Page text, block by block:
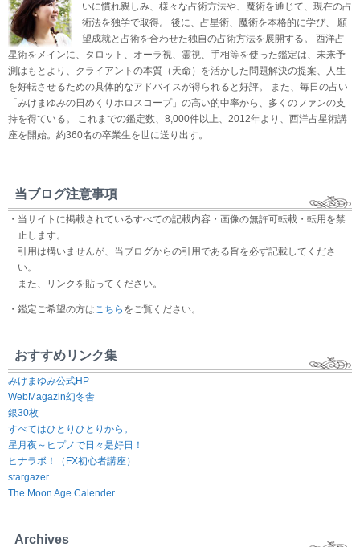
いに慣れ親しみ、様々な占術方法や、魔術を通じて、現在の占
術法を独学で取得。 後に、占星術、魔術を本格的に学び、 願
望成就と占術を合わせた独自の占術方法を展開する。 西洋占
星術をメインに、タロット、オーラ視、霊視、手相等を使った鑑定は、未来予
測はもとより、クライアントの本質（天命）を活かした問題解決の提案、人生
を好転させるための具体的なアドバイスが得られると好評。 また、毎日の占い
「みけまゆみの日めくりホロスコープ」の高い的中率から、多くのファンの支
持を得ている。 これまでの鑑定数、8,000件以上、2012年より、西洋占星術講
座を開始。約360名の卒業生を世に送り出す。
当ブログ注意事項
・当サイトに掲載されているすべての記載内容・画像の無許可転載・転用を禁
止します。
引用は構いませんが、当ブログからの引用である旨を必ず記載してくださ
い。
また、リンクを貼ってください。
・鑑定ご希望の方はこちら をご覧ください。
おすすめリンク集
みけまゆみ公式HP
WebMagazin幻冬舎
銀30枚
すべてはひとりひとりから。
星月夜～ヒプノで日々是好日！
ヒナラボ！（FX初心者講座）
stargazer
The Moon Age Calender
Archives